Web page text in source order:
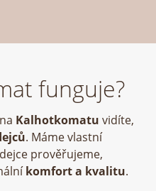
funguje?
Kalhotkomatu vidíte,
. Máme vlastní
prověřujeme,
komfort a kvalitu.